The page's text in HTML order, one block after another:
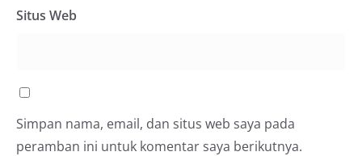
Situs Web
Simpan nama, email, dan situs web saya pada
peramban ini untuk komentar saya berikutnya.